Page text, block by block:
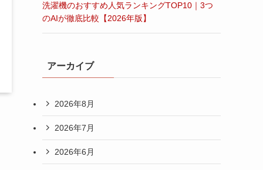
洗濯機のおすすめ人気ランキングTOP10｜3つ
のAIが徹底比較【2026年版】
アーカイブ
2026年8月
2026年7月
2026年6月